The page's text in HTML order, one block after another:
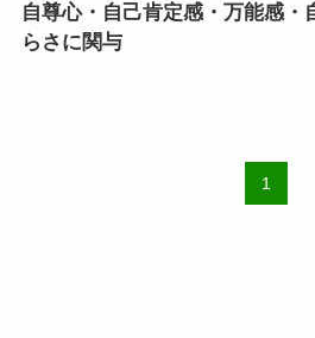
自尊心・自己肯定感・万能感・
らさに関与
1